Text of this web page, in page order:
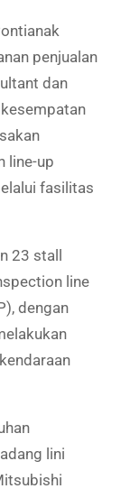
penjualan
dan
line-up
fasilitas
23 stall
line
dengan
lini